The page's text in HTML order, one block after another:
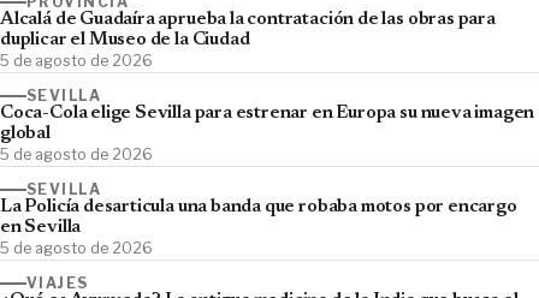
Alcalá de Guadaíra aprueba la contratación de las obras para
duplicar el Museo de la Ciudad
5 de agosto de 2026
SEVILLA
Coca-Cola elige Sevilla para estrenar en Europa su nueva imagen
global
5 de agosto de 2026
SEVILLA
La Policía desarticula una banda que robaba motos por encargo
en Sevilla
5 de agosto de 2026
VIAJES